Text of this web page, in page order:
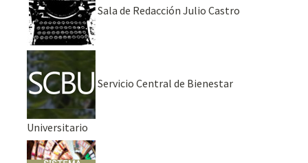
Sala de Redacción Julio Castro
Servicio Central de Bienestar
Universitario